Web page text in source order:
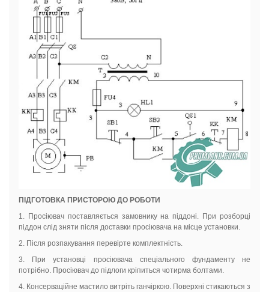
ПІДГОТОВКА ПРИСТОРОЮ ДО РОБОТИ
1. Просіювач поставляється замовнику на піддоні. При розборці
піддон слід зняти після доставки просіювача на місце установки.
2. Після розпакування перевірте комплектність.
3. При установці просіювача спеціального фундаменту не
потрібно. Просіювач до підлоги кріпиться чотирма болтами.
4. Консерваційне мастило витріть ганчіркою. Поверхні стикаються з